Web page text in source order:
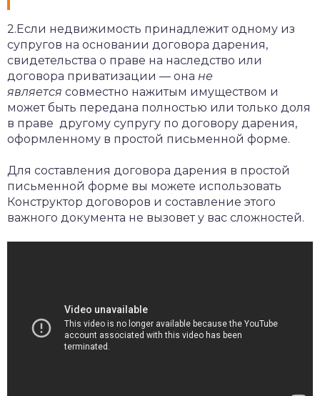
2.Если недвижимость принадлежит одному из
супругов на основании договора дарения,
свидетельства о праве на наследство или
договора приватизации — она не
является совместно нажитым имуществом и
может быть передана полностью или только доля
в праве другому супругу по договору дарения,
оформленному в простой письменной форме.
Для составления договора дарения в простой
письменной форме вы можете использовать
Конструктор договоров и составление этого
важного документа не вызовет у вас сложностей.